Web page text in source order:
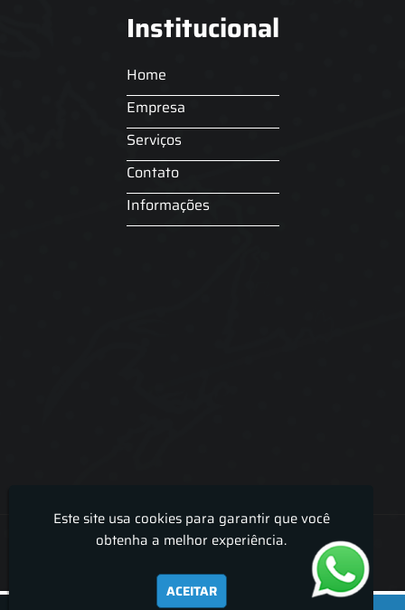
Institucional
Home
Empresa
Serviços
Contato
Informações
Lira Luz Decor - Cortinas sob medidas e persianas
Este site usa cookies para garantir que você
obtenha a melhor experiência.
ACEITAR